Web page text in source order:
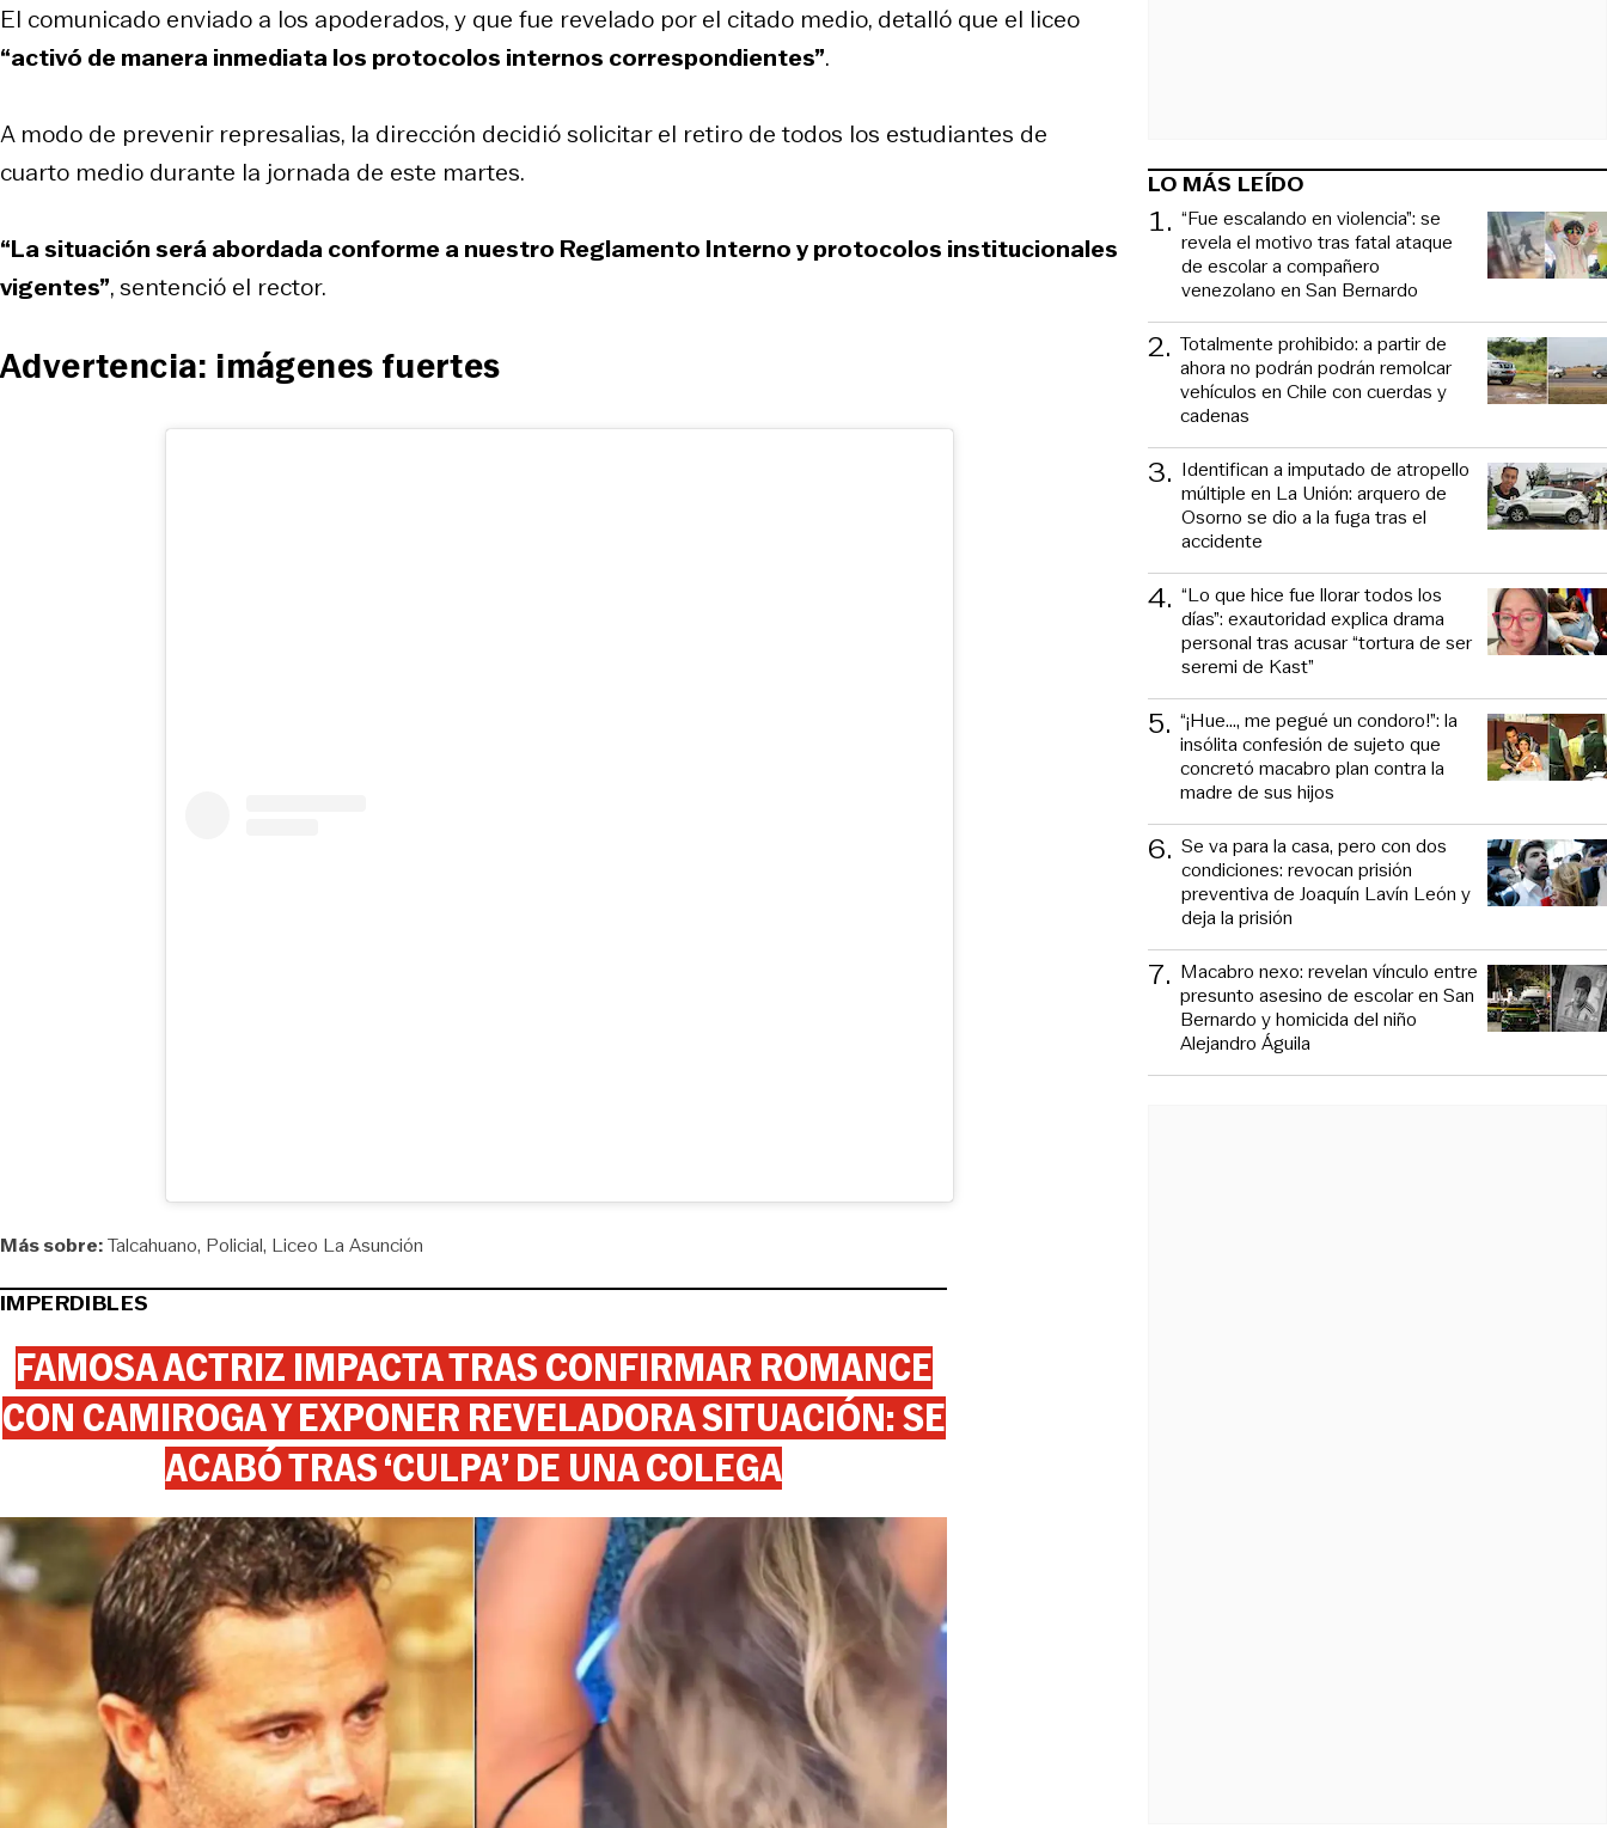
El comunicado enviado a los apoderados, y que fue revelado por el citado medio, detalló que el liceo
“activó de manera inmediata los protocolos internos correspondientes”.
A modo de prevenir represalias, la dirección decidió solicitar el retiro de todos los estudiantes de
cuarto medio durante la jornada de este martes.
“La situación será abordada conforme a nuestro Reglamento Interno y protocolos institucionales
vigentes”, sentenció el rector.
Advertencia: imágenes fuertes
Más sobre:Talcahuano Policial Liceo La Asunción
IMPERDIBLES
FAMOSA ACTRIZ IMPACTA TRAS CONFIRMAR ROMANCE
CON CAMIROGA Y EXPONER REVELADORA SITUACIÓN: SE
ACABÓ TRAS ‘CULPA’ DE UNA COLEGA
LO MÁS LEÍDO
1. “Fue escalando en violencia”: se
revela el motivo tras fatal ataque
de escolar a compañero
venezolano en San Bernardo
2. Totalmente prohibido: a partir de
ahora no podrán podrán remolcar
vehículos en Chile con cuerdas y
cadenas
3. Identifican a imputado de atropello
múltiple en La Unión: arquero de
Osorno se dio a la fuga tras el
accidente
4. “Lo que hice fue llorar todos los
días”: exautoridad explica drama
personal tras acusar “tortura de ser
seremi de Kast”
5. “¡Hue..., me pegué un condoro!”: la
insólita confesión de sujeto que
concretó macabro plan contra la
madre de sus hijos
6. Se va para la casa, pero con dos
condiciones: revocan prisión
preventiva de Joaquín Lavín León y
deja la prisión
7. Macabro nexo: revelan vínculo entre
presunto asesino de escolar en San
Bernardo y homicida del niño
Alejandro Águila